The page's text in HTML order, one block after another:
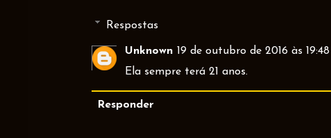
Respostas
Unknown 19 de outubro de 2016 às 19:48
Ela sempre terá 21 anos.
Responder